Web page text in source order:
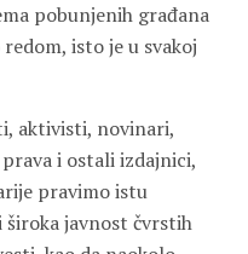
pobunjenih građana
isto je u svakoj
aktivisti, novinari,
i ostali izdajnici,
pravimo istu
široka javnost čvrstih